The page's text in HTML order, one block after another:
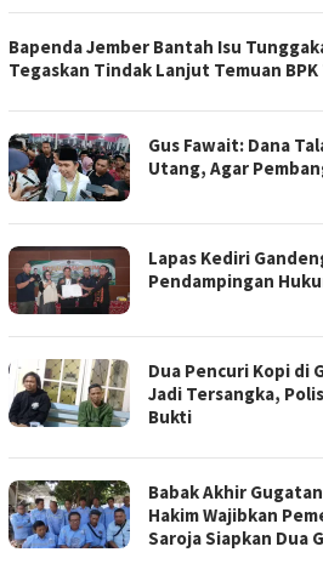
Bapenda Jember Bantah Isu
Tegaskan Tindak Lanjut Temuan
Gus Fawait: Dana
Utang, Agar
Lapas Kediri
Pendampingan
Dua Pencuri Kopi di
Jadi Tersangka,
Bukti
Babak Akhir
Hakim Wajibkan
Saroja Siapkan Dua